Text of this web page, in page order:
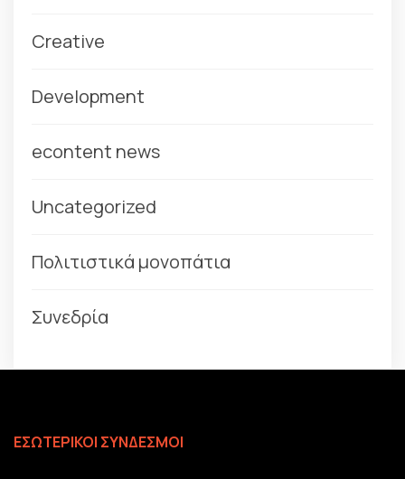
Creative
Development
econtent news
Uncategorized
Πολιτιστικά μονοπάτια
Συνεδρία
ΕΣΩΤΕΡΙΚΟΙ ΣΥΝΔΕΣΜΟΙ